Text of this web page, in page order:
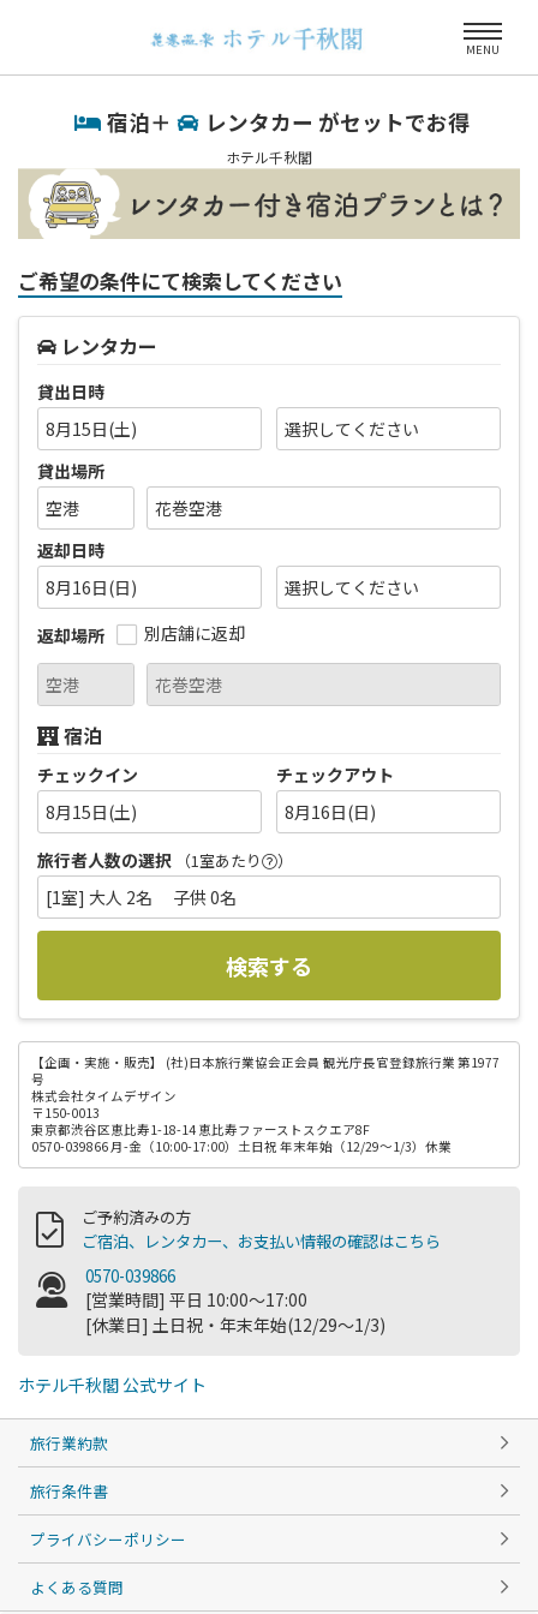
MENU
宿泊＋ レンタカー がセットでお得
ホテル千秋閣
ご希望の条件にて検索してください
レンタカー
貸出日時
8月15日(土)
貸出場所
返却日時
8月16日(日)
返却場所
別店舗に返却
宿泊
チェックイン
8月15日(土)
チェックアウト
8月16日(日)
旅行者人数の選択
（1室あたり ）
[1室] 大人 2名 子供 0名
検索する
【企画・実施・販売】
(社)日本旅行業協会正会員 観光庁長官登録旅行業 第1977
号
株式会社タイムデザイン
〒150-0013
東京都渋谷区恵比寿1-18-14 恵比寿ファーストスクエア8F
0570-039866 月-金（10:00-17:00）土日祝 年末年始（12/29～1/3）休業
ご予約済みの方
ご宿泊、レンタカー、お支払い情報の確認はこちら
0570-039866
[営業時間] 平日 10:00～17:00
[休業日] 土日祝・年末年始(12/29～1/3)
ホテル千秋閣 公式サイト
旅行業約款
旅行条件書
プライバシーポリシー
よくある質問